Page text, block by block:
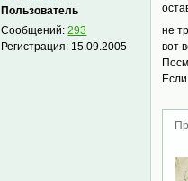
Пользователь
Сообщений:293
Регистрация: 15.09.2005
не
вот